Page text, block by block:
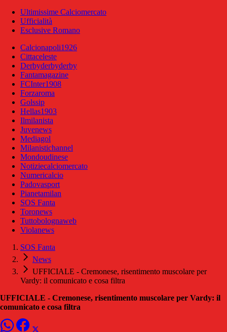
Ultimissime Calciomercato
Ufficialità
Esclusive Romano
Calcionapoli1926
Cittaceleste
Derbyderbyderby
Fantamagazine
FCInter1908
Forzaroma
Golssip
Hellas1903
Ilmilanista
Juvenews
Mediagol
Milanistichannel
Mondoudinese
Notiziecalciomercato
Numericalcio
Padovasport
Pianetamilan
SOS Fanta
Toronews
Tuttobolognaweb
Violanews
SOS Fanta
News
UFFICIALE - Cremonese, risentimento muscolare per
Vardy: il comunicato e cosa filtra
UFFICIALE - Cremonese, risentimento muscolare per Vardy: il
comunicato e cosa filtra